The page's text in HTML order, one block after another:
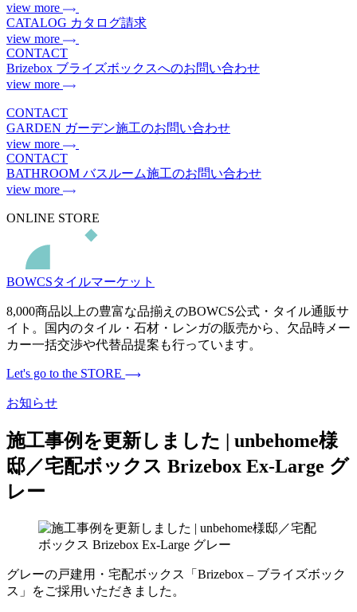
view more
CATALOG カタログ請求
view more
CONTACT
Brizebox ブライズボックスへのお問い合わせ
view more
CONTACT
GARDEN ガーデン施工のお問い合わせ
view more
CONTACT
BATHROOM バスルーム施工のお問い合わせ
view more
ONLINE STORE
BOWCSタイルマーケット
8,000商品以上の豊富な品揃えのBOWCS公式・タイル通販サ
イト。国内のタイル・石材・レンガの販売から、欠品時メー
カー一括交渉や代替品提案も行っています。
Let's go to the STORE
お知らせ
施工事例を更新しました | unbehome様
邸／宅配ボックス Brizebox Ex-Large グ
レー
グレーの戸建用・宅配ボックス「Brizebox – ブライズボック
ス」をご採用いただきました。